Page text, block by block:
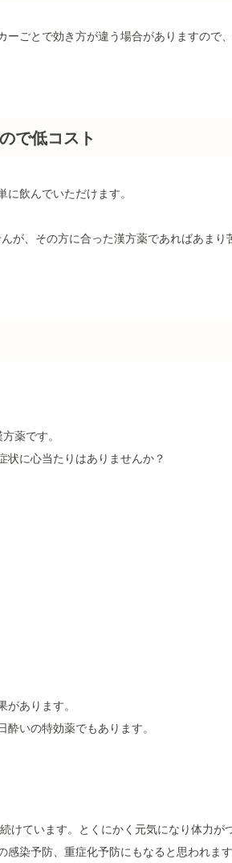
ごとで効き方が違う場合がありますので
で低コスト
飲んでいただけます。
が、その方に合った漢方薬であればあま
薬です。
状に心当たりはありませんか？
あります。
いの特効薬でもあります。
けています。とくにかく元気になり体力
染予防、重症化予防にもなると思われます